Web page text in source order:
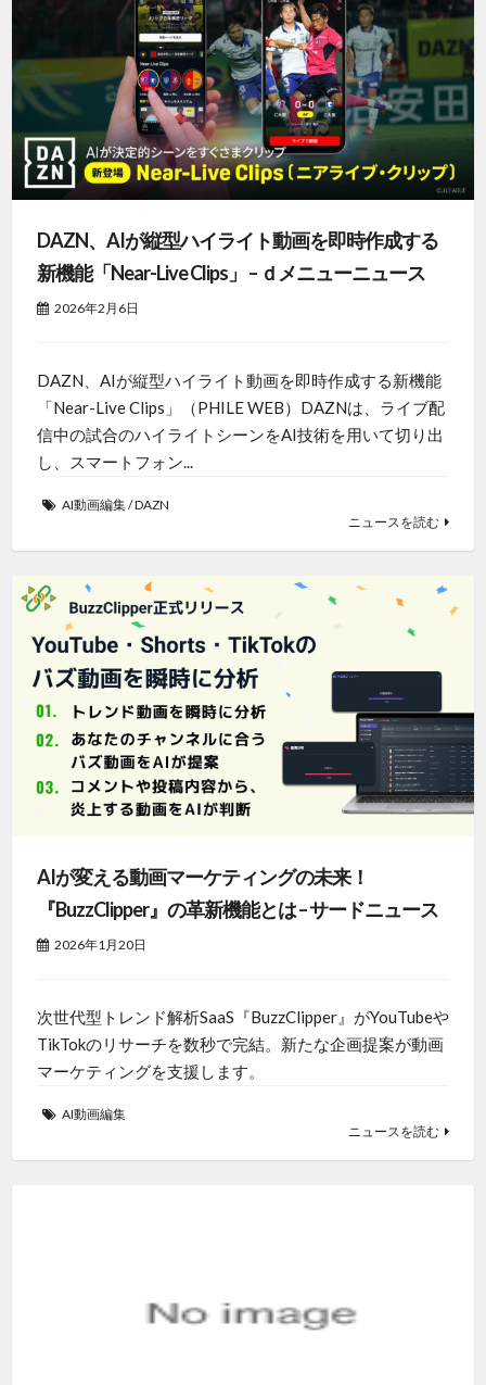
DAZN、AIが縦型ハイライト動画を即時作成する
新機能「Near-Live Clips」 – ｄメニューニュース
2026年2月6日
DAZN、AIが縦型ハイライト動画を即時作成する新機能
「Near-Live Clips」（PHILE WEB）DAZNは、ライブ配
信中の試合のハイライトシーンをAI技術を用いて切り出
し、スマートフォン...
AI動画編集/DAZN
ニュースを読む
AIが変える動画マーケティングの未来！
『BuzzClipper』の革新機能とは – サードニュース
2026年1月20日
次世代型トレンド解析SaaS『BuzzClipper』がYouTubeや
TikTokのリサーチを数秒で完結。新たな企画提案が動画
マーケティングを支援します。
AI動画編集
ニュースを読む